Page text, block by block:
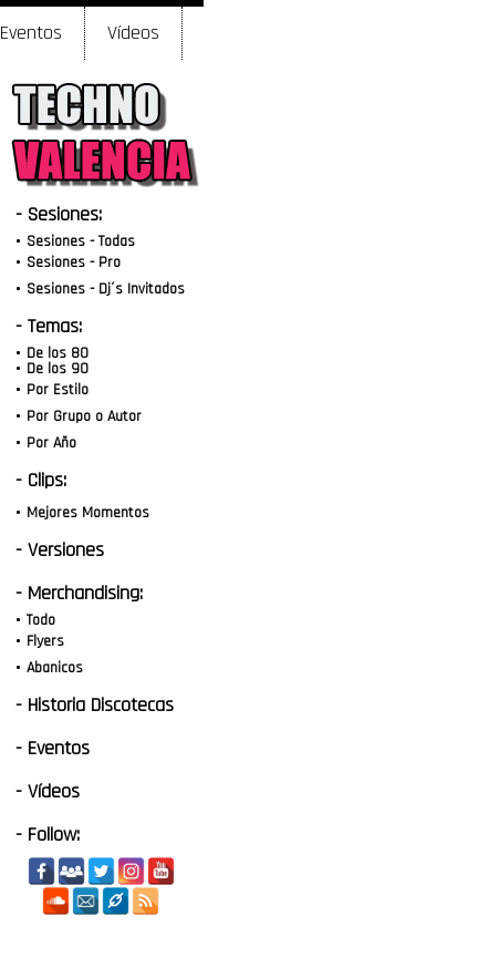
Eventos Vídeos
- Sesiones:
Sesiones - Todas
Sesiones - Pro
Sesiones - Dj´s Invitados
- Temas:
De los 80
De los 90
Por Estilo
Por Grupo o Autor
Por Año
- Clips:
Mejores Momentos
- Versiones
- Merchandising:
Todo
Flyers
Abanicos
- Historia Discotecas
- Eventos
- Vídeos
- Follow: